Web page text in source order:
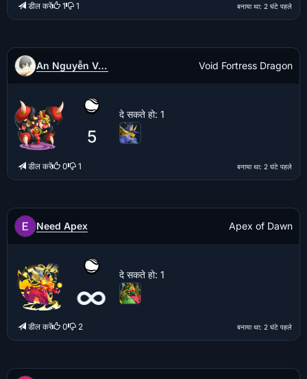
बनाया था: 2 घंटे पहले
डील करें 1 1
An Nguyễn Văn Void Fortress Dragon
5
दे सकते हो: 1
बनाया था: 2 घंटे पहले
डील करें 0 1
Need Apex Apex of Dawn
∞
दे सकते हो: 1
बनाया था: 2 घंटे पहले
डील करें 0 2